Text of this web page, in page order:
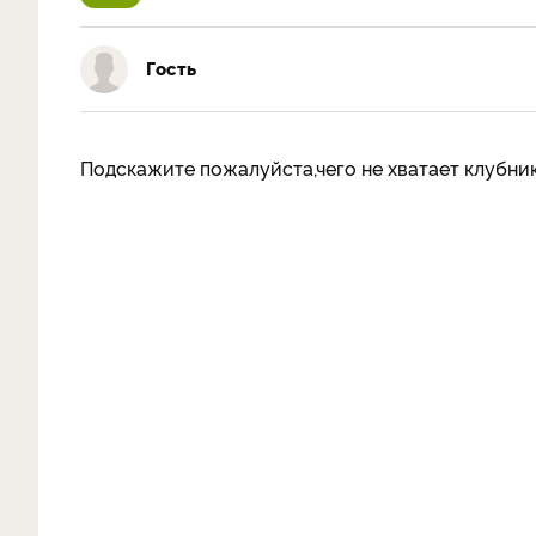
Гость
Подскажите пожалуйста,чего не хватает